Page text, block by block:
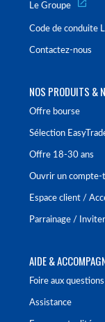
Le Groupe
Code de conduite
Contactez-nous
NOS PRODUITS &
Offre bourse
Sélection
Offre 18-30 ans
Ouvrir un
Espace client /
Parrainage /
AIDE &
Foire aux
Assistance